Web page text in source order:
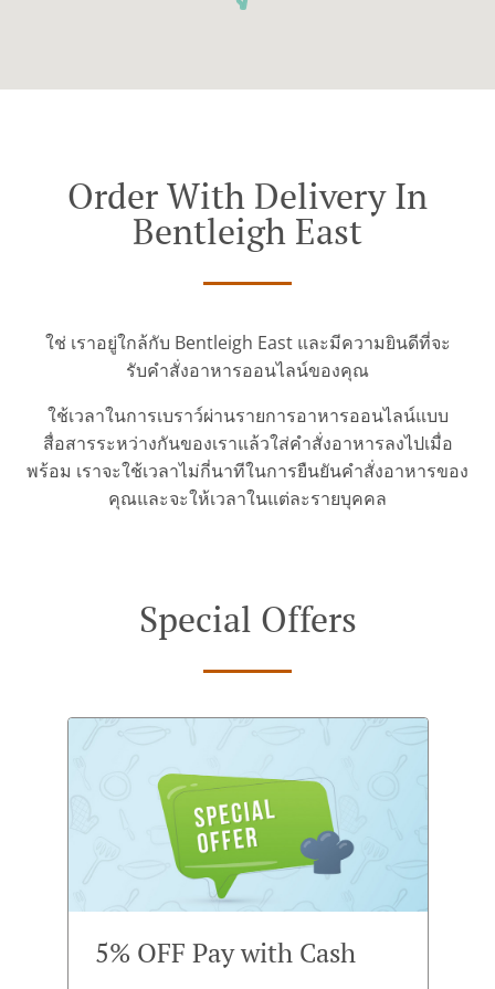
Order With Delivery In
Bentleigh East
ใช่ เราอยู่ใกล้กับ Bentleigh East และมีความยินดีที่จะ
รับคำสั่งอาหารออนไลน์ของคุณ
ใช้เวลาในการเบราว์ผ่านรายการอาหารออนไลน์แบบ
สื่อสารระหว่างกันของเราแล้วใส่คำสั่งอาหารลงไปเมื่อ
พร้อม เราจะใช้เวลาไม่กี่นาทีในการยืนยันคำสั่งอาหารของ
คุณและจะให้เวลาในแต่ละรายบุคคล
Special Offers
5% OFF Pay with Cash